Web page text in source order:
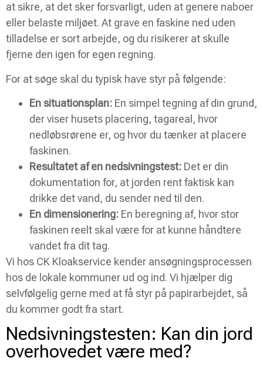
at sikre, at det sker forsvarligt, uden at genere naboer
eller belaste miljøet. At grave en faskine ned uden
tilladelse er sort arbejde, og du risikerer at skulle
fjerne den igen for egen regning.
For at søge skal du typisk have styr på følgende:
En situationsplan: En simpel tegning af din grund,
der viser husets placering, tagareal, hvor
nedløbsrørene er, og hvor du tænker at placere
faskinen.
Resultatet af en nedsivningstest: Det er din
dokumentation for, at jorden rent faktisk kan
drikke det vand, du sender ned til den.
En dimensionering: En beregning af, hvor stor
faskinen reelt skal være for at kunne håndtere
vandet fra dit tag.
Vi hos CK Kloakservice kender ansøgningsprocessen
hos de lokale kommuner ud og ind. Vi hjælper dig
selvfølgelig gerne med at få styr på papirarbejdet, så
du kommer godt fra start.
Nedsivningstesten: Kan din jord
overhovedet være med?